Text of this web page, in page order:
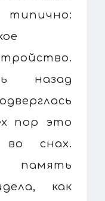
назад
пор это
во снах.
память
как